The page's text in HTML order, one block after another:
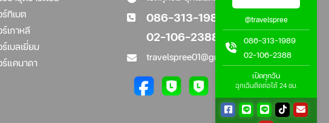
ทิเบต
เกาหลี
เบลเยี่ยม
ร์แคนาดา
086-313-1989
02-106-2388
travelspree01@gmail.com
@travelspree
086-313-1989
02-106-2388
เปิดทุกวัน
ฉุกเฉินติดต่อได้ 24 ชม.